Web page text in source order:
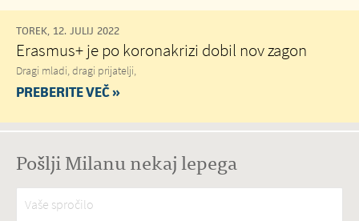
TOREK, 12. JULIJ 2022
Erasmus+ je po koronakrizi dobil nov zagon
Dragi mladi, dragi prijatelji,
PREBERITE VEČ »
Pošlji Milanu nekaj lepega
Vaše spročilo*